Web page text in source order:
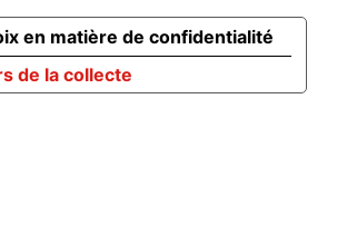
de la collecte
en matière de confidentialité